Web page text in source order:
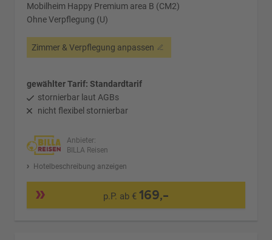
Mobilheim Happy Premium area B (CM2)
Ohne Verpflegung (U)
Zimmer & Verpflegung anpassen
gewählter Tarif: Standardtarif
stornierbar laut AGBs
nicht flexibel stornierbar
Anbieter:
BILLA Reisen
Hotelbeschreibung anzeigen
p.P. ab € 169,-